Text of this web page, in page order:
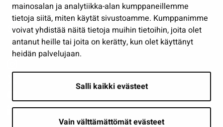
mainosalan ja analytiikka-alan kumppaneillemme
tietoja siitä, miten käytät sivustoamme. Kumppanimme
voivat yhdistää näitä tietoja muihin tietoihin, joita olet
antanut heille tai joita on kerätty, kun olet käyttänyt
heidän palvelujaan.
Salli kaikki evästeet
Vain välttämättömät evästeet
Seuraa meitä